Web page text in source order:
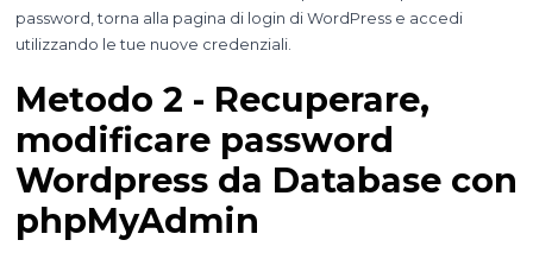
password, torna alla pagina di login di WordPress e accedi
utilizzando le tue nuove credenziali.
Metodo 2 - Recuperare,
modificare password
Wordpress da Database con
phpMyAdmin